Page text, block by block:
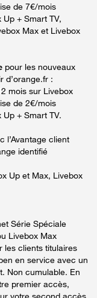
de 7€/mois
+ Smart TV,
Max et Livebox
pour les nouveaux
d’orange.fr :
mois sur Livebox
de 2€/mois
+ Smart TV.
l’Avantage client
identifié
Up et Max, Livebox
Série Spéciale
Livebox Max
les clients titulaires
en service avec un
Non cumulable. En
premier accès,
votre second accès